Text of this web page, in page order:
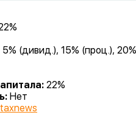
5% (дивид.), 15% (проц.), 20%
22%
Нет